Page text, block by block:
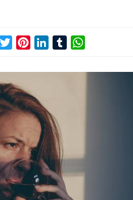
TwitterPinterestLinkedInTumblr